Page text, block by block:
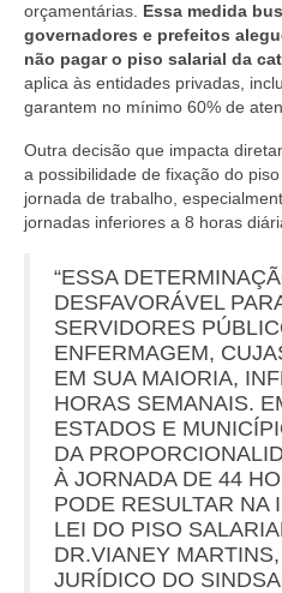
orçamentárias. Essa medida
governadores e prefeitos
não pagar o piso salarial da
aplica às entidades privadas,
garantem no mínimo 60% de
Outra decisão que impacta
a possibilidade de fixação do
jornada de trabalho,
jornadas inferiores a 8 horas
“ESSA
DESFAVORÁVEL
SERVIDORES
ENFERMAGEM,
EM SUA MAIORIA,
HORAS SEMANAIS.
ESTADOS E
DA
À JORNADA DE 44
PODE RESULTAR NA
LEI DO PISO
DR.VIANEY
JURÍDICO DO